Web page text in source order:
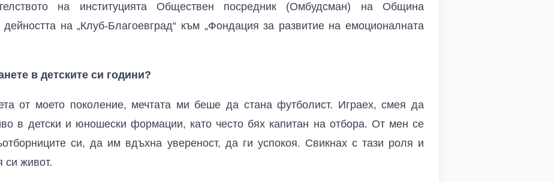
на институцията Обществен посредник (Омбудсман) на Община
на „Клуб-Благоевград“ към „Фондация за развитие на емоционалната
в детските си години?
от моето поколение, мечтата ми беше да стана футболист. Играех, смея да
в детски и юношески формации, като често бях капитан на отбора. От мен се
си, да им вдъхна увереност, да ги успокоя. Свикнах с тази роля и
си живот.